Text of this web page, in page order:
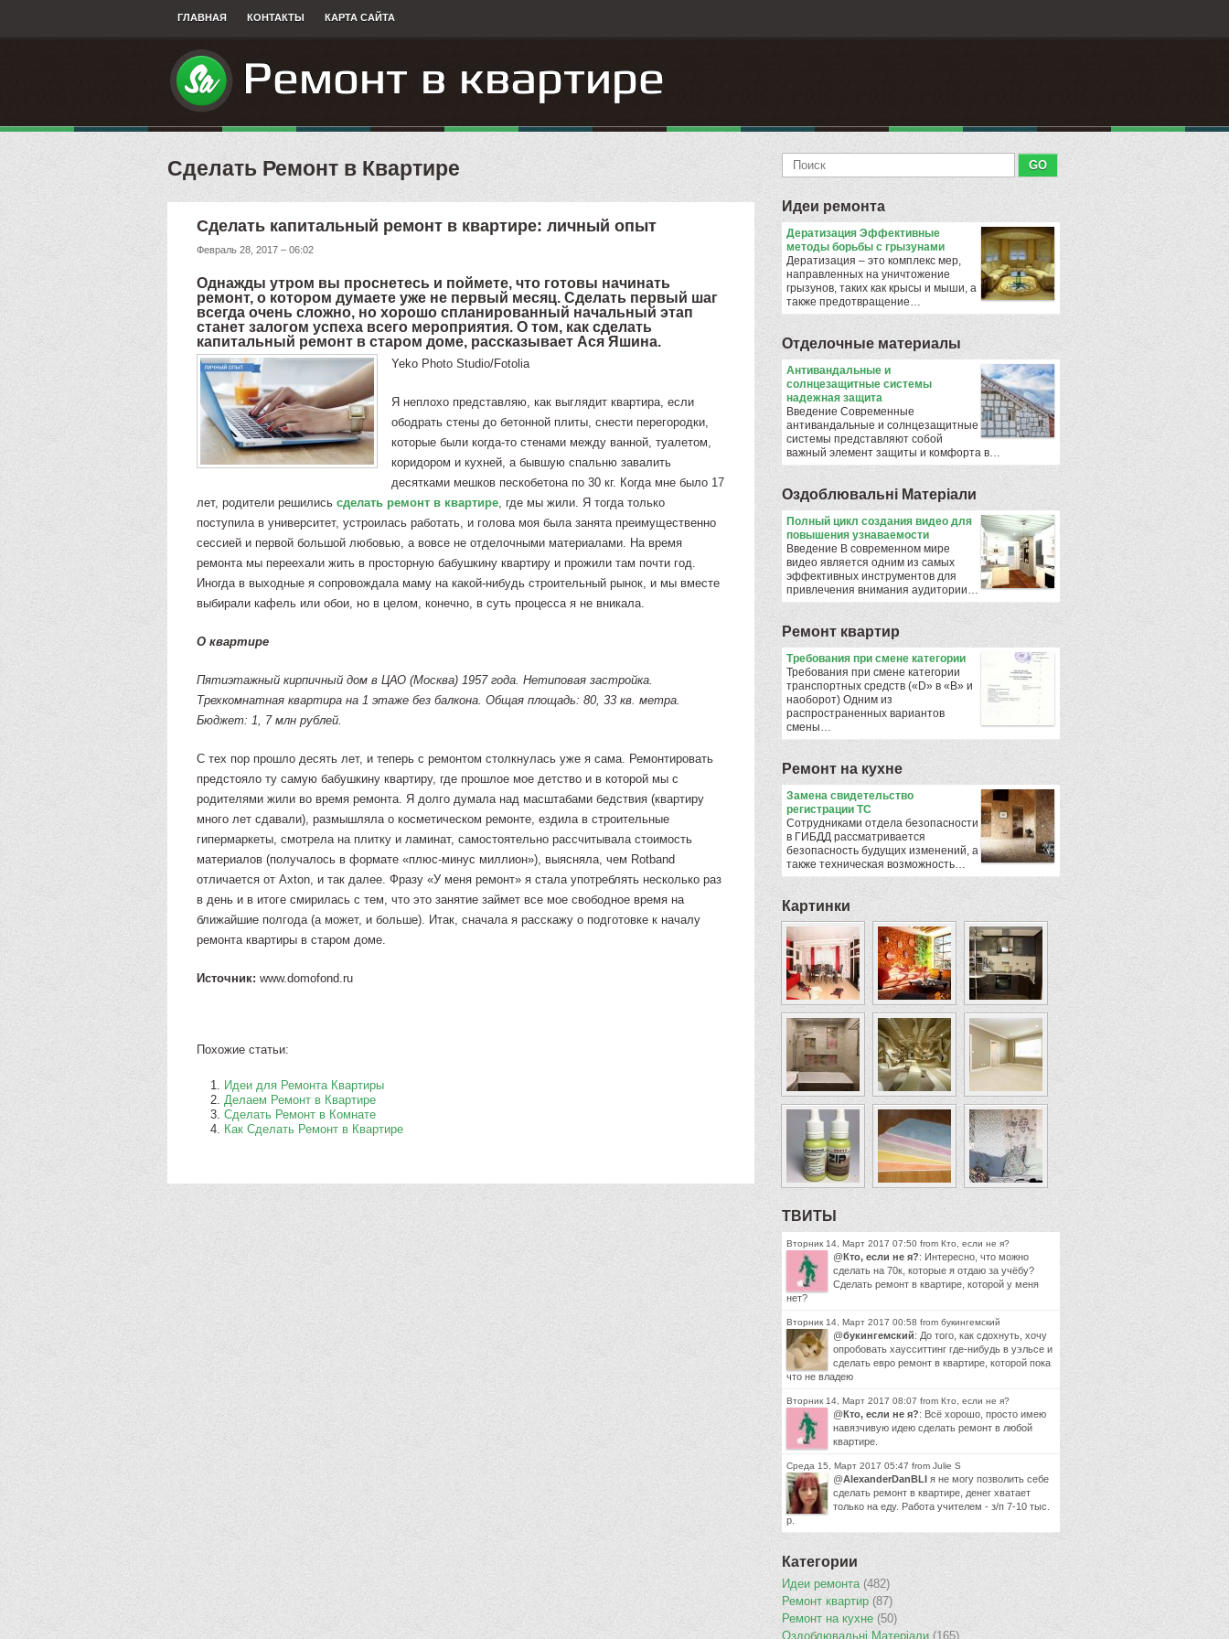
ГЛАВНАЯ КОНТАКТЫ КАРТА САЙТА
Сделать Ремонт в Квартире
Сделать капитальный ремонт в квартире: личный опыт
Февраль 28, 2017 – 06:02
Однажды утром вы проснетесь и поймете, что готовы начинать
ремонт, о котором думаете уже не первый месяц. Сделать первый шаг
всегда очень сложно, но хорошо спланированный начальный этап
станет залогом успеха всего мероприятия. О том, как сделать
капитальный ремонт в старом доме, рассказывает Ася Яшина.
Yeko Photo Studio/Fotolia
Я неплохо представляю, как выглядит квартира, если
ободрать стены до бетонной плиты, снести перегородки,
которые были когда-то стенами между ванной, туалетом,
коридором и кухней, а бывшую спальню завалить
десятками мешков пескобетона по 30 кг. Когда мне было 17
лет, родители решилисьсделать ремонт в квартире, где мы жили. Я тогда только
поступила в университет, устроилась работать, и голова моя была занята преимущественно
сессией и первой большой любовью, а вовсе не отделочными материалами. На время
ремонта мы переехали жить в просторную бабушкину квартиру и прожили там почти год.
Иногда в выходные я сопровождала маму на какой-нибудь строительный рынок, и мы вместе
выбирали кафель или обои, но в целом, конечно, в суть процесса я не вникала.
О квартире
Пятиэтажный кирпичный дом в ЦАО (Москва) 1957 года. Нетиповая застройка.
Трехкомнатная квартира на 1 этаже без балкона. Общая площадь: 80, 33 кв. метра.
Бюджет: 1, 7 млн рублей.
С тех пор прошло десять лет, и теперь с ремонтом столкнулась уже я сама. Ремонтировать
предстояло ту самую бабушкину квартиру, где прошлое мое детство и в которой мы с
родителями жили во время ремонта. Я долго думала над масштабами бедствия (квартиру
много лет сдавали), размышляла о косметическом ремонте, ездила в строительные
гипермаркеты, смотрела на плитку и ламинат, самостоятельно рассчитывала стоимость
материалов (получалось в формате «плюс-минус миллион»), выясняла, чем Rotband
отличается от Axton, и так далее. Фразу «У меня ремонт» я стала употреблять несколько раз
в день и в итоге смирилась с тем, что это занятие займет все мое свободное время на
ближайшие полгода (а может, и больше). Итак, сначала я расскажу о подготовке к началу
ремонта квартиры в старом доме.
Источник: www.domofond.ru
Похожие статьи:
Идеи для Ремонта Квартиры
Делаем Ремонт в Квартире
Сделать Ремонт в Комнате
Как Сделать Ремонт в Квартире
Идеи ремонта
Дератизация Эффективные
методы борьбы с грызунами
Дератизация – это комплекс мер,
направленных на уничтожение
грызунов, таких как крысы и мыши, а
также предотвращение…
Отделочные материалы
Антивандальные и
солнцезащитные системы
надежная защита
Введение Современные
антивандальные и солнцезащитные
системы представляют собой
важный элемент защиты и комфорта в…
Оздоблювальнi Матерiали
Полный цикл создания видео для
повышения узнаваемости
Введение В современном мире
видео является одним из самых
эффективных инструментов для
привлечения внимания аудитории…
Ремонт квартир
​Требования при смене категории
Требования при смене категории
транспортных средств («D» в «B» и
наоборот) Одним из
распространенных вариантов
смены…
Ремонт на кухне
Замена свидетельство
регистрации ТС
Сотрудниками отдела безопасности
в ГИБДД рассматривается
безопасность будущих изменений, а
также техническая возможность…
Картинки
ТВИТЫ
Вторник 14, Март 2017 07:50 from Кто, если не я?
@Кто, если не я?: Интересно, что можно
сделать на 70к, которые я отдаю за учёбу?
Сделать ремонт в квартире, которой у меня
нет?
Вторник 14, Март 2017 00:58 from букингемский
@букингемский: До того, как сдохнуть, хочу
опробовать хаусситтинг где-нибудь в уэльсе и
сделать евро ремонт в квартире, которой пока
что не владею
Вторник 14, Март 2017 08:07 from Кто, если не я?
@Кто, если не я?: Всё хорошо, просто имею
навязчивую идею сделать ремонт в любой
квартире.
Среда 15, Март 2017 05:47 from Julie S
@AlexanderDanBLIя не могу позволить себе
сделать ремонт в квартире, денег хватает
только на еду. Работа учителем - з/п 7-10 тыс.
р.
Категории
Идеи ремонта (482)
Ремонт квартир (87)
Ремонт на кухне (50)
Оздоблювальнi Матерiали (165)